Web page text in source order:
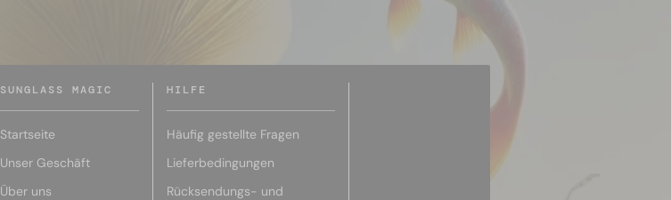
SUNGLASS MAGIC
Startseite
Unser Geschäft
Über uns
HILFE
Häufig gestellte Fragen
Lieferbedingungen
Rücksendungs- und